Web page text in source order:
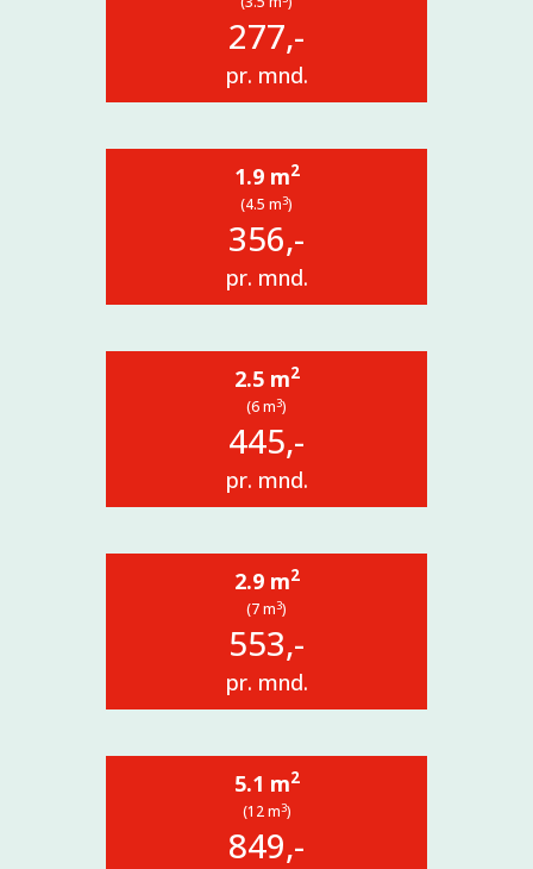
277,-
pr. mnd.
1.9 m2
(4.5 m3)
356,-
pr. mnd.
2.5 m2
(6 m3)
445,-
pr. mnd.
2.9 m2
(7 m3)
553,-
pr. mnd.
5.1 m2
(12 m3)
849,-